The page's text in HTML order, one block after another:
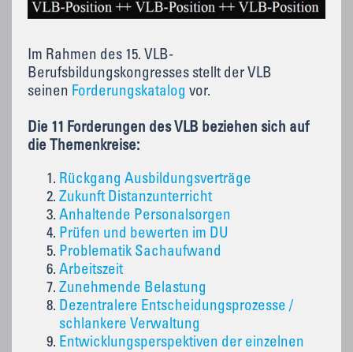
Im Rahmen des 15. VLB-
Berufsbildungskongresses stellt der VLB
seinen Forderungskatalog vor.
Die 11 Forderungen des VLB beziehen sich auf
die Themenkreise:
Rückgang Ausbildungsverträge
Zukunft Distanzunterricht
Anhaltende Personalsorgen
Prüfen und bewerten im DU
Problematik Sachaufwand
Arbeitszeit
Zunehmende Belastung
Dezentralere Entscheidungsprozesse /
schlankere Verwaltung
Entwicklungsperspektiven der einzelnen